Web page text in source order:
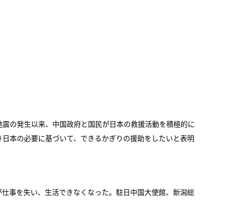
の発生以来、中国政府と国民が日本の救援活動を積極的に
本の必要に基づいて、できるかぎりの援助をしたいと表明
事を失い、生活できなくなった。駐日中国大使館、新潟総